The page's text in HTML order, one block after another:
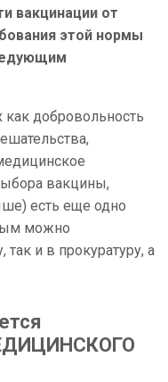
вакцинации от
этой нормы
добровольность
вакцины,
есть еще одно
можно
так и в прокуратуру, а